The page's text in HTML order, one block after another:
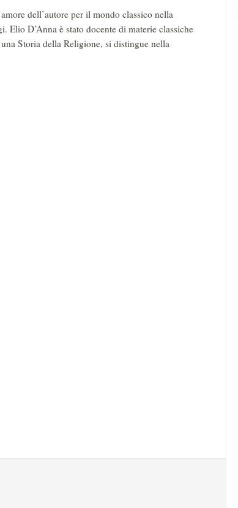
dell’autore per il mondo classico nella
Elio D’Anna è stato docente di materie classiche
Storia della Religione, si distingue nella